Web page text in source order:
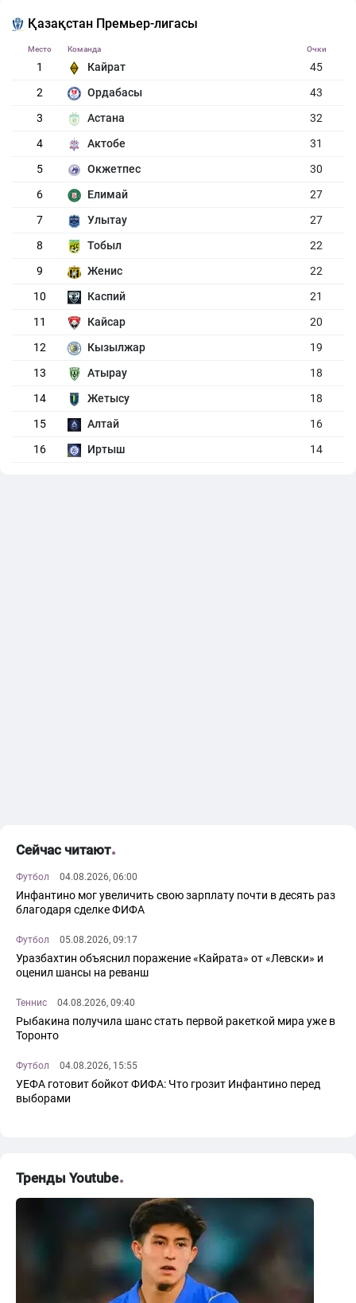
Қазақстан Премьер-лигасы
Место Команда Очки
1 Кайрат
45
2
Ордабасы
43
3
Астана
32
4
Актобе
31
5
Окжетпес
30
6
Елимай
27
7
Улытау
27
8
Тобыл
22
9
Женис
22
10
Каспий
21
11
Кайсар
20
12
Кызылжар
19
13
Атырау
18
14
Жетысу
18
15
Алтай
16
16
Иртыш 14
Сейчас читают
Футбол 04.08.2026, 06:00
Инфантино мог увеличить свою зарплату почти в десять раз
благодаря сделке ФИФА
Футбол 05.08.2026, 09:17
Уразбахтин объяснил поражение «Кайрата» от «Левски» и
оценил шансы на реванш
Теннис 04.08.2026, 09:40
Рыбакина получила шанс стать первой ракеткой мира уже в
Торонто
Футбол 04.08.2026, 15:55
УЕФА готовит бойкот ФИФА: Что грозит Инфантино перед
выборами
Тренды Youtube